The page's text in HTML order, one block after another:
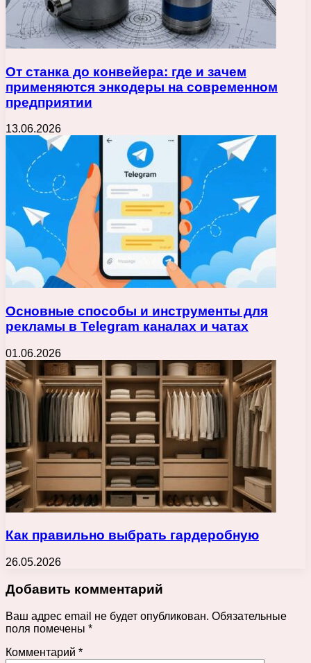
От станка до конвейера: где и зачем
применяются энкодеры на современном
предприятии
13.06.2026
Основные способы и инструменты для
рекламы в Telegram каналах и чатах
01.06.2026
Как правильно выбрать гардеробную
26.05.2026
Добавить комментарий
Ваш адрес email не будет опубликован. Обязательные
поля помечены *
Комментарий *